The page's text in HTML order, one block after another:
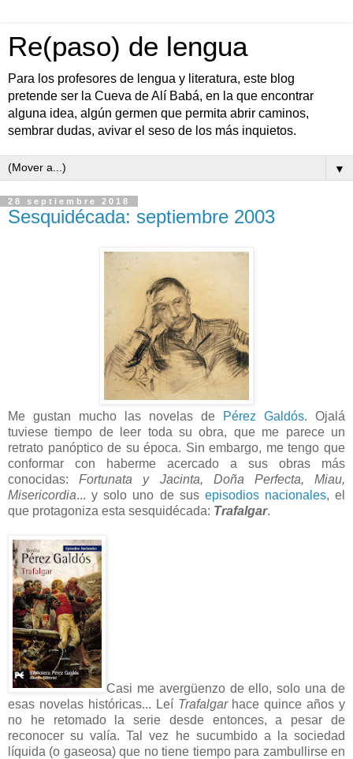
Re(paso) de lengua
Para los profesores de lengua y literatura, este blog
pretende ser la Cueva de Alí Babá, en la que encontrar
alguna idea, algún germen que permita abrir caminos,
sembrar dudas, avivar el seso de los más inquietos.
▼
28 septiembre 2018
Sesquidécada: septiembre 2003
Me gustan mucho las novelas de Pérez Galdós. Ojalá
tuviese tiempo de leer toda su obra, que me parece un
retrato panóptico de su época. Sin embargo, me tengo que
conformar con haberme acercado a sus obras más
conocidas:Fortunata y Jacinta, Doña Perfecta, Miau,
Misericordia... y solo uno de sus episodios nacionales, el
que protagoniza esta sesquidécada: Trafalgar.
Casi me avergüenzo de ello, solo una de
esas novelas históricas... Leí Trafalgar hace quince años y
no he retomado la serie desde entonces, a pesar de
reconocer su valía. Tal vez he sucumbido a la sociedad
líquida (o gaseosa) que no tiene tiempo para zambullirse en